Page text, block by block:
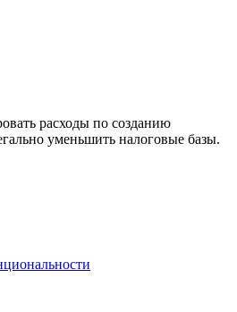
расходы по созданию
уменьшить налоговые базы.